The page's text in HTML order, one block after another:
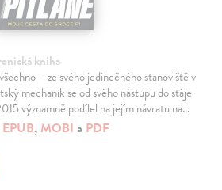
kniha
– ze svého jedinečného stanoviště v
mechanik se od svého nástupu do stáje
významně podílel na jejím návratu na…
EPUB, MOBI a PDF